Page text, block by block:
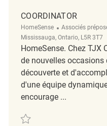
COORDINATOR
HomeSense Catégorie
Associés
Mississauga, Ontario, L5R 3T7
HomeSense. Chez TJX
de nouvelles occasions
découverte et
d'une équipe
encourage ...
Sauvegarder Coordinator